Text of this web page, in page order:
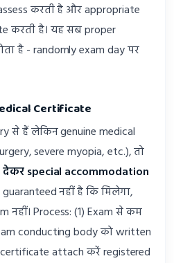
करती है और appropriate
करती है। यह सब proper
है - randomly exam day पर
Certificate
से हैं लेकिन genuine medical
severe myopia, etc.), तो
special accommodation
guaranteed नहीं है कि मिलेगा,
Process: (1) Exam से कम
conducting body को written
attach करें registered